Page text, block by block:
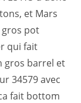
et Mars
gros pot
qui fait
gros barrel et
34579 avec
fait bottom